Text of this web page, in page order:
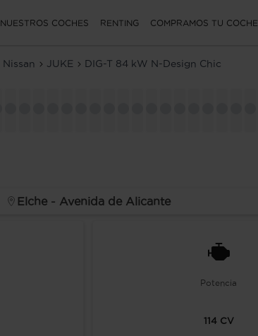
NUESTROS COCHES RENTING COMPRAMOS TU COCHE
Nissan JUKE DIG-T 84 kW N-Design Chic
Elche - Avenida de Alicante
Potencia
114CV